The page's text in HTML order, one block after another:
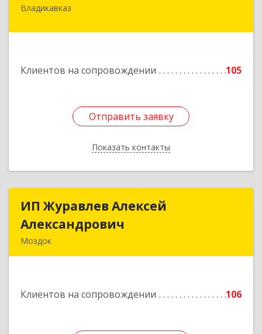
Владикавказ
Клиентов на сопровождении 105
Отправить заявку
Показать контакты
362020, Северная Осетия - Алания Респ,
Отправить заявку
Назад
ИП Журавлев Алексей
Александрович
Моздок
Клиентов на сопровождении 106
ИП Журавлев Алексей
Подробнее